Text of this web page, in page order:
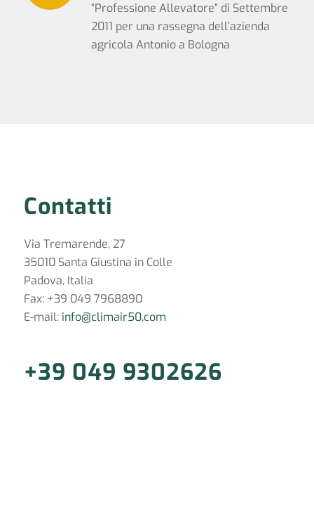
“Professione Allevatore” di Settembre
2011 per una rassegna dell’azienda
agricola Antonio a Bologna
Contatti
Via Tremarende, 27
35010 Santa Giustina in Colle
Padova, Italia
Fax: +39 049 7968890
E-mail: info@climair50.com
+39 049 9302626